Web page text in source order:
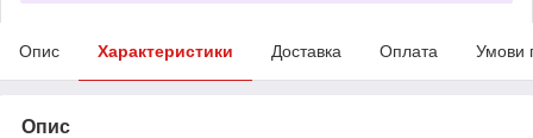
Опис Характеристики Доставка Оплата Умови
Опис